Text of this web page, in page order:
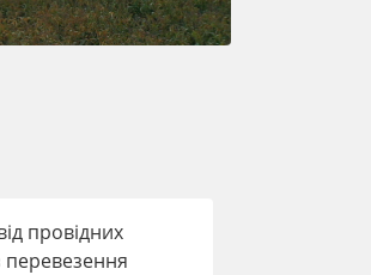
провідних
перевезення